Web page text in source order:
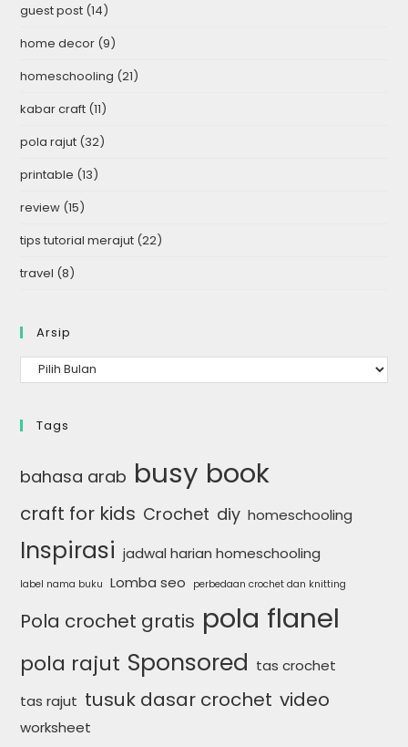
guest post (14)
home decor (9)
homeschooling (21)
kabar craft (11)
pola rajut (32)
printable (13)
review (15)
tips tutorial merajut (22)
travel (8)
Arsip
Tags
bahasa arab busy book
craft for kids Crochet diy homeschooling
Inspirasi jadwal harian homeschooling
label nama buku Lomba seo perbedaan crochet dan knitting
Pola crochet gratis pola flanel
pola rajut Sponsored tas crochet
tas rajut tusuk dasar crochet video
worksheet